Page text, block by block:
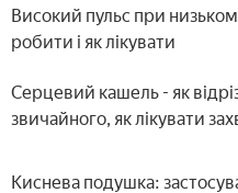
Високий пульс при
робити і як лікувати
Серцевий кашель - як
звичайного, як лікувати
Киснева подушка: